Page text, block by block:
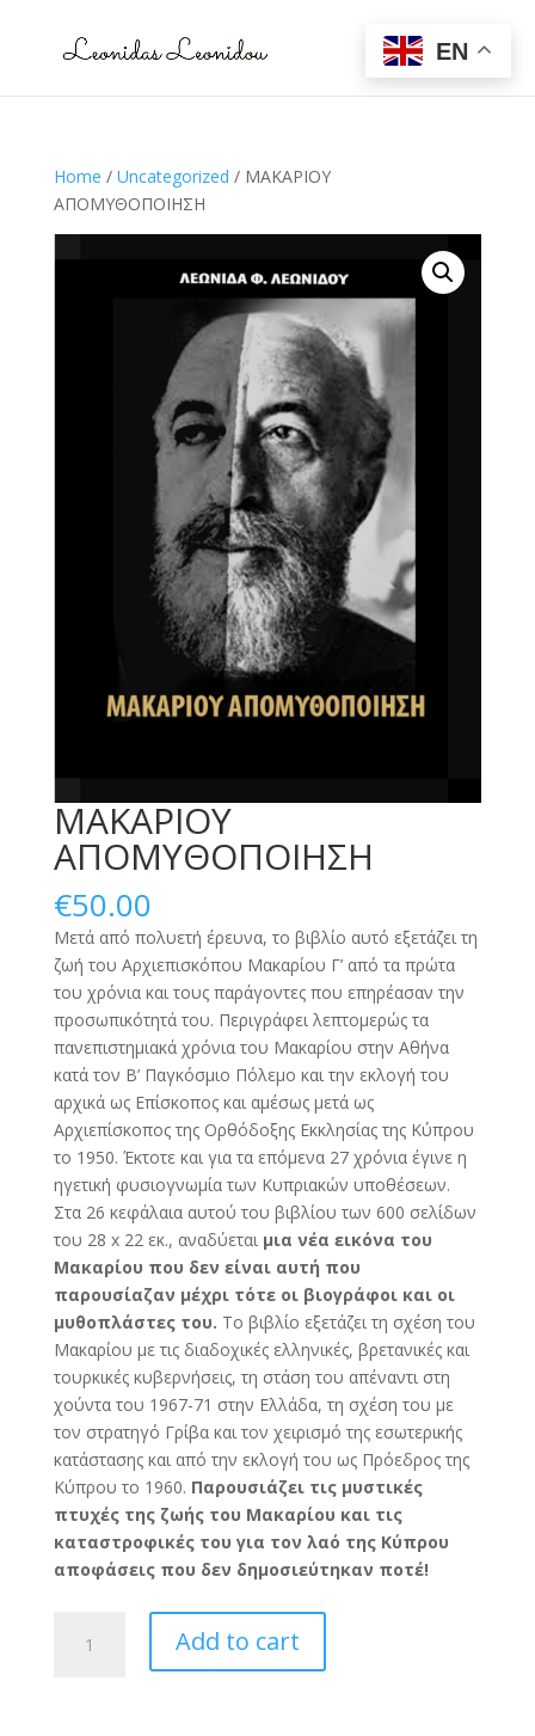
Home / Uncategorized / ΜΑΚΑΡΙΟΥ
ΑΠΟΜΥΘΟΠΟΙΗΣΗ
ΜΑΚΑΡΙΟΥ
ΑΠΟΜΥΘΟΠΟΙΗΣΗ
€50.00
Μετά από πολυετή έρευνα, το βιβλίο αυτό εξετάζει τη
ζωή του Αρχιεπισκόπου Μακαρίου Γ’ από τα πρώτα
του χρόνια και τους παράγοντες που επηρέασαν την
προσωπικότητά του. Περιγράφει λεπτομερώς τα
πανεπιστημιακά χρόνια του Μακαρίου στην Αθήνα
κατά τον Β’ Παγκόσμιο Πόλεμο και την εκλογή του
αρχικά ως Επίσκοπος και αμέσως μετά ως
Αρχιεπίσκοπος της Ορθόδοξης Εκκλησίας της Κύπρου
το 1950. Έκτοτε και για τα επόμενα 27 χρόνια έγινε η
ηγετική φυσιογνωμία των Κυπριακών υποθέσεων.
Στα 26 κεφάλαια αυτού του βιβλίου των 600 σελίδων
του 28 x 22 εκ., αναδύεται μια νέα εικόνα του
Μακαρίου που δεν είναι αυτή που
παρουσίαζαν μέχρι τότε οι βιογράφοι και οι
μυθοπλάστες του. Το βιβλίο εξετάζει τη σχέση του
Μακαρίου με τις διαδοχικές ελληνικές, βρετανικές και
τουρκικές κυβερνήσεις, τη στάση του απέναντι στη
χούντα του 1967-71 στην Ελλάδα, τη σχέση του με
τον στρατηγό Γρίβα και τον χειρισμό της εσωτερικής
κατάστασης και από την εκλογή του ως Πρόεδρος της
Κύπρου το 1960. Παρουσιάζει τις μυστικές
πτυχές της ζωής του Μακαρίου και τις
καταστροφικές του για τον λαό της Κύπρου
αποφάσεις που δεν δημοσιεύτηκαν ποτέ!
ΑΠΟΜΥΘΟΠΟΙΗΣΗAdd to cart
EN